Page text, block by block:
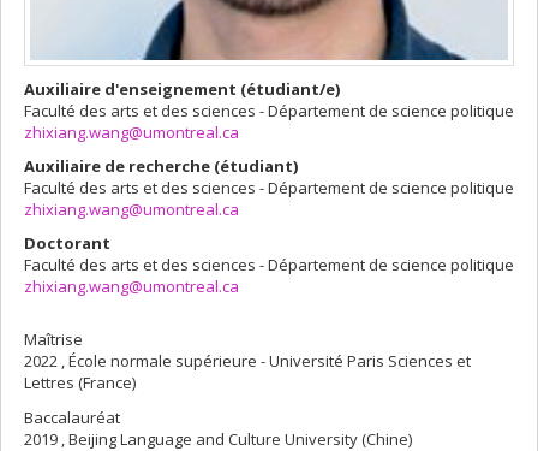
Auxiliaire d'enseignement (étudiant/e)
Faculté des arts et des sciences - Département de science politique
zhixiang.wang@umontreal.ca
Auxiliaire de recherche (étudiant)
Faculté des arts et des sciences - Département de science politique
zhixiang.wang@umontreal.ca
Doctorant
Faculté des arts et des sciences - Département de science politique
zhixiang.wang@umontreal.ca
Maîtrise
2022 , École normale supérieure - Université Paris Sciences et
Lettres (France)
Baccalauréat
2019 , Beijing Language and Culture University (Chine)